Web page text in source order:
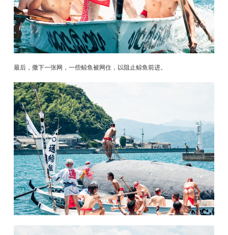
最后，撒下一张网，一些鲸鱼被网住，以阻止鲸鱼前进。